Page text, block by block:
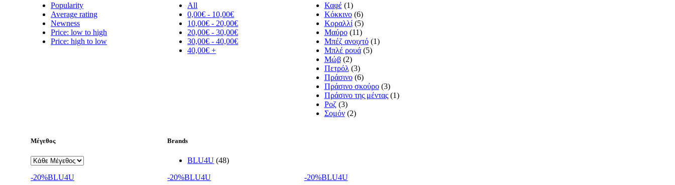
Popularity
Average rating
Newness
Price: low to high
Price: high to low
All
0,00€ - 10,00€
10,00€ - 20,00€
20,00€ -30,00€
30,00€ -40,00€
40,00€ +
Καφέ (1)
Κόκκινο (6)
Κοραλλί (5)
Μαύρο (11)
Μπέζ ανοιχτό (1)
Μπλέ ρουά (5)
Μώβ (2)
Πετρόλ (3)
Πράσινο (6)
Πράσινο σκούρο (3)
Πράσινο της μέντας (1)
Ροζ (3)
Σομόν (2)
Μέγεθος Brands
BLU4U (48)
-20%BLU4U -20%BLU4U -20%BLU4U